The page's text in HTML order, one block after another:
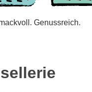
Genussreich.